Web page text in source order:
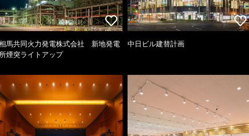
馬共同火力発電株式会社 新地発電
所煙突ライトアップ
中日ビル建替計画